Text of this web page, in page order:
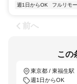
週1日からOK フルリモ
前へ
この
東京都 / 東福生駅
週1日からOK